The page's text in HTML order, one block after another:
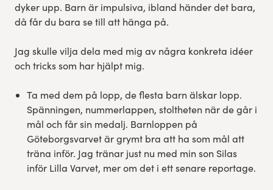
dyker upp. Barn är impulsiva, ibland händer det bara,
då får du bara se till att hänga på.
Jag skulle vilja dela med mig av några konkreta idéer
och tricks som har hjälpt mig.
Ta med dem på lopp, de flesta barn älskar lopp.
Spänningen, nummerlappen, stoltheten när de går i
mål och får sin medalj. Barnloppen på
Göteborgsvarvet är grymt bra att ha som mål att
träna inför. Jag tränar just nu med min son Silas
inför Lilla Varvet, mer om det i ett senare reportage.